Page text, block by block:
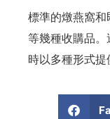
標準的燉燕窩
等幾種收購品
時以多種形式提